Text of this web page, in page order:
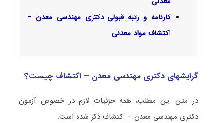
کارنامه و رتبه قبولی دکتری مهندسی معدن –
اکتشاف مواد معدنی
گرایشهای دکتری مهندسی معدن – اکتشاف چیست؟
در متن این مطلب، همه جزئیات لازم در خصوص آزمون
دکتری مهندسی معدن – اکتشاف ذکر شده است.